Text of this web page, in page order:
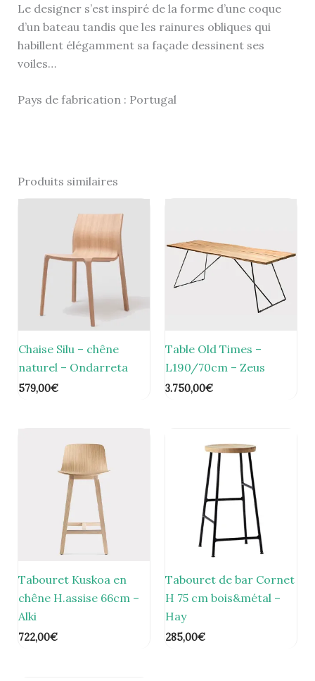
Le designer s’est inspiré de la forme d’une coque
d’un bateau tandis que les rainures obliques qui
habillent élégamment sa façade dessinent ses
voiles…
Pays de fabrication : Portugal
Produits similaires
Chaise Silu – chêne
naturel – Ondarreta
579,00€
Table Old Times –
L190/70cm – Zeus
3.750,00€
Tabouret Kuskoa en
chêne H.assise 66cm –
Alki
722,00€
Tabouret de bar Cornet
H 75 cm bois&métal –
Hay
285,00€